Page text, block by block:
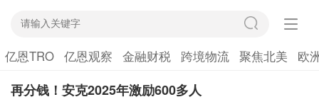
亿恩TRO 亿恩观察 金融财税 跨境物流 聚焦北美 欧
再分钱！安克2025年激励600多人